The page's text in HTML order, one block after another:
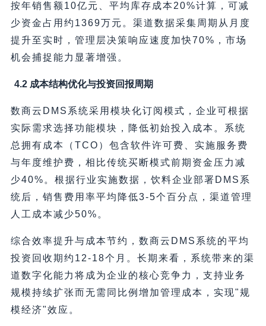
按年销售额10亿元、平均库存成本20%计算，可减
少资金占用约1369万元。渠道数据采集周期从月度
提升至实时，管理层决策响应速度加快70%，市场
机会捕捉能力显著增强。
4.2 成本结构优化与投资回报周期
数商云DMS系统采用模块化订阅模式，企业可根据
实际需求选择功能模块，降低初始投入成本。系统
总拥有成本（TCO）包含软件许可费、实施服务费
与年度维护费，相比传统买断模式前期资金压力减
少40%。根据行业实施数据，饮料企业部署DMS系
统后，销售费用率平均降低3-5个百分点，渠道管理
人工成本减少50%。
综合效率提升与成本节约，数商云DMS系统的平均
投资回收期约12-18个月。长期来看，系统带来的渠
道数字化能力将成为企业的核心竞争力，支持业务
规模持续扩张而无需同比例增加管理成本，实现"规
模经济"效应。